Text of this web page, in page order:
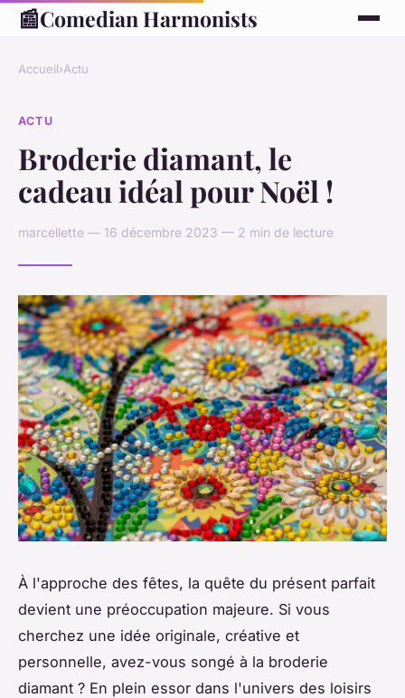
📰Comedian Harmonists
Accueil›Actu
ACTU
Broderie diamant, le
cadeau idéal pour Noël !
marcellette — 16 décembre 2023 — 2 min de lecture
À l'approche des fêtes, la quête du présent parfait
devient une préoccupation majeure. Si vous
cherchez une idée originale, créative et
personnelle, avez-vous songé à la broderie
diamant ? En plein essor dans l'univers des loisirs